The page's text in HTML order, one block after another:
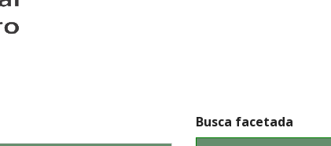
Busca facetada